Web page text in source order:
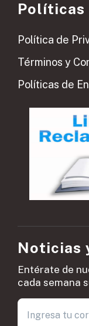
Políticas
Política de
Términos y
Políticas de
Noticias
Entérate de
cada semana